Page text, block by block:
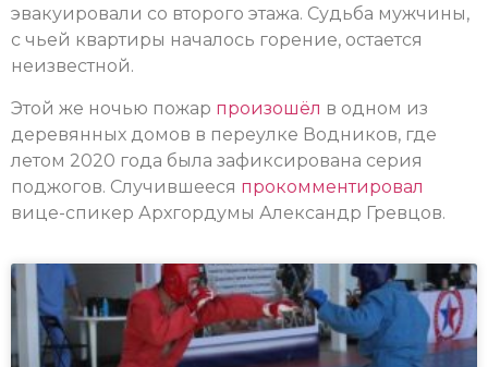
эвакуировали со второго этажа. Судьба мужчины,
с чьей квартиры началось горение, остается
неизвестной.
Этой же ночью пожар произошёл в одном из
деревянных домов в переулке Водников, где
летом 2020 года была зафиксирована серия
поджогов. Случившееся прокомментировал
вице-спикер Архгордумы Александр Гревцов.